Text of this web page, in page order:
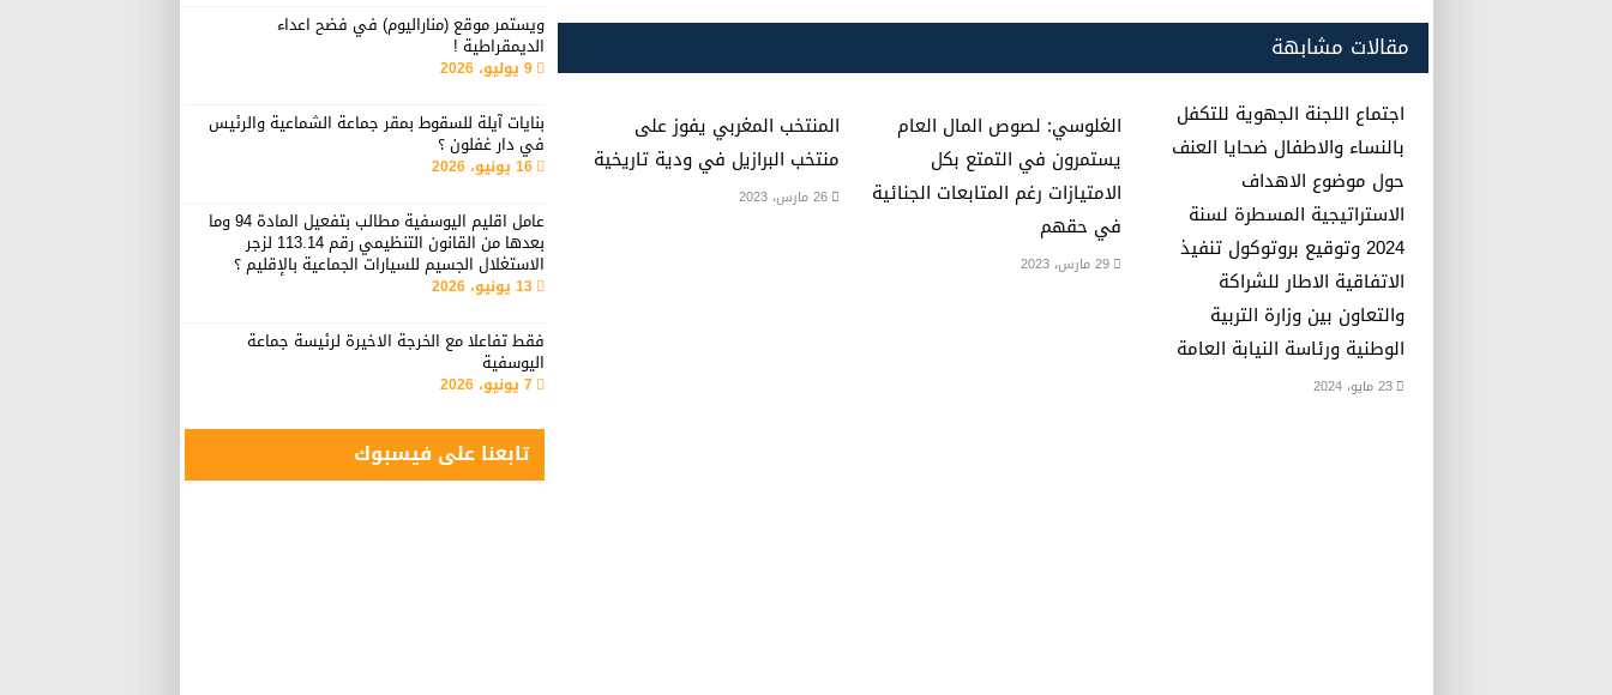
ويستمر موقع (مناراليوم) في فضح اعداء
الديمقراطية !
9 يوليو، 2026
بنايات آيلة للسقوط بمقر جماعة الشماعية والرئيس
في دار غفلون ؟
16 يونيو، 2026
عامل اقليم اليوسفية مطالب بتفعيل المادة 94 وما
بعدها من القانون التنظيمي رقم 113.14 لزجر
الاستغلال الجسيم للسيارات الجماعية بالإقليم ؟
13 يونيو، 2026
فقط تفاعلا مع الخرجة الاخيرة لرئيسة جماعة
اليوسفية
7 يونيو، 2026
تابعنا على فيسبوك
مقالات مشابهة
اجتماع اللجنة الجهوية للتكفل
بالنساء والاطفال ضحايا العنف
حول موضوع الاهداف
الاستراتيجية المسطرة لسنة
2024 وتوقيع بروتوكول تنفيذ
الاتفاقية الاطار للشراكة
والتعاون بين وزارة التربية
الوطنية ورئاسة النيابة العامة
23 مايو، 2024
الغلوسي: لصوص المال العام
يستمرون في التمتع بكل
الامتيازات رغم المتابعات الجنائية
في حقهم
29 مارس، 2023
المنتخب المغربي يفوز على
منتخب البرازيل في ودية تاريخية
26 مارس، 2023